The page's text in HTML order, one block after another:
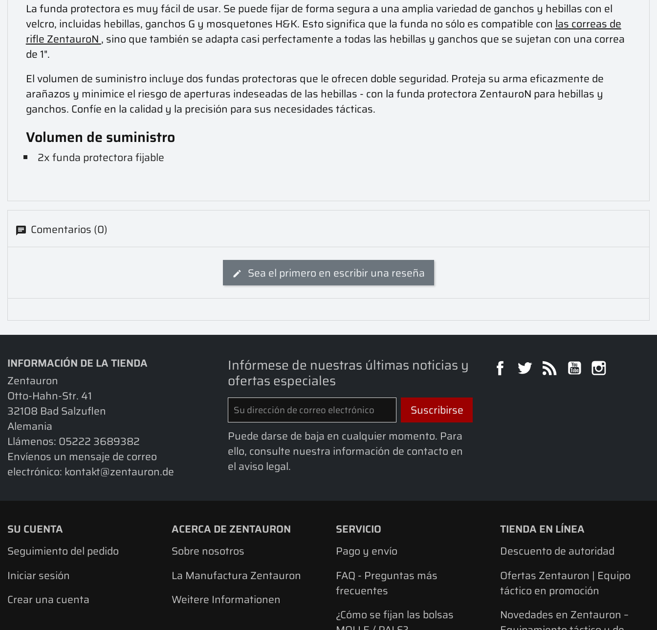
La funda protectora es muy fácil de usar. Se puede fijar de forma segura a una amplia variedad de ganchos y hebillas con el
velcro, incluidas hebillas, ganchos G y mosquetones H&K. Esto significa que la funda no sólo es compatible con las correas de
rifle ZentauroN , sino que también se adapta casi perfectamente a todas las hebillas y ganchos que se sujetan con una correa
de 1".
El volumen de suministro incluye dos fundas protectoras que le ofrecen doble seguridad. Proteja su arma eficazmente de
arañazos y minimice el riesgo de aperturas indeseadas de las hebillas - con la funda protectora ZentauroN para hebillas y
ganchos. Confíe en la calidad y la precisión para sus necesidades tácticas.
Volumen de suministro
2x funda protectora fijable
Comentarios (0)
Sea el primero en escribir una reseña
INFORMACIÓN DE LA TIENDA
Zentauron
Otto-Hahn-Str. 41
32108 Bad Salzuflen
Alemania
Llámenos: 05222 3689382
Envíenos un mensaje de correo
electrónico: kontakt@zentauron.de
Infórmese de nuestras últimas noticias y
ofertas especiales
Puede darse de baja en cualquier momento. Para
ello, consulte nuestra información de contacto en
el aviso legal.
FacebookTwitterRss YouTube
SU CUENTA
Seguimiento del pedido
Iniciar sesión
Crear una cuenta
ACERCA DE ZENTAURON
Sobre nosotros
La Manufactura Zentauron
Weitere Informationen
SERVICIO
Pago y envío
FAQ - Preguntas más
frecuentes
¿Cómo se fijan las bolsas
TIENDA EN LÍNEA
Descuento de autoridad
Ofertas Zentauron | Equipo
táctico en promoción
Novedades en Zentauron –